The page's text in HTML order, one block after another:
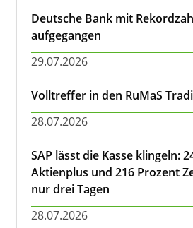
Deutsche Bank mit
aufgegangen
29.07.2026
Volltreffer in den RuMaS
28.07.2026
SAP lässt die Kasse klingeln:
Aktienplus und 216 Prozent
nur drei Tagen
28.07.2026